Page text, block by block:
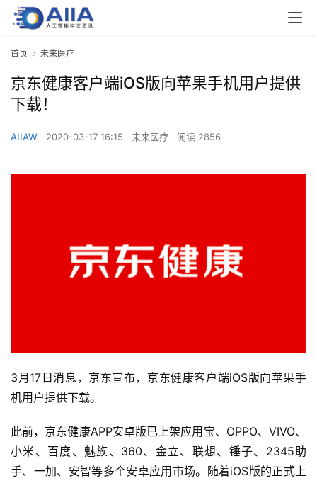
首页 未来医疗
京东健康客户端iOS版向苹果手机用户提供
下载！
AIIAW 2020-03-17 16:15 未来医疗 阅读 2856
3月17日消息，京东宣布，京东健康客户端iOS版向苹果手
机用户提供下载。
此前，京东健康APP安卓版已上架应用宝、OPPO、VIVO、
小米、百度、魅族、360、金立、联想、锤子、2345助
手、一加、安智等多个安卓应用市场。随着iOS版的正式上